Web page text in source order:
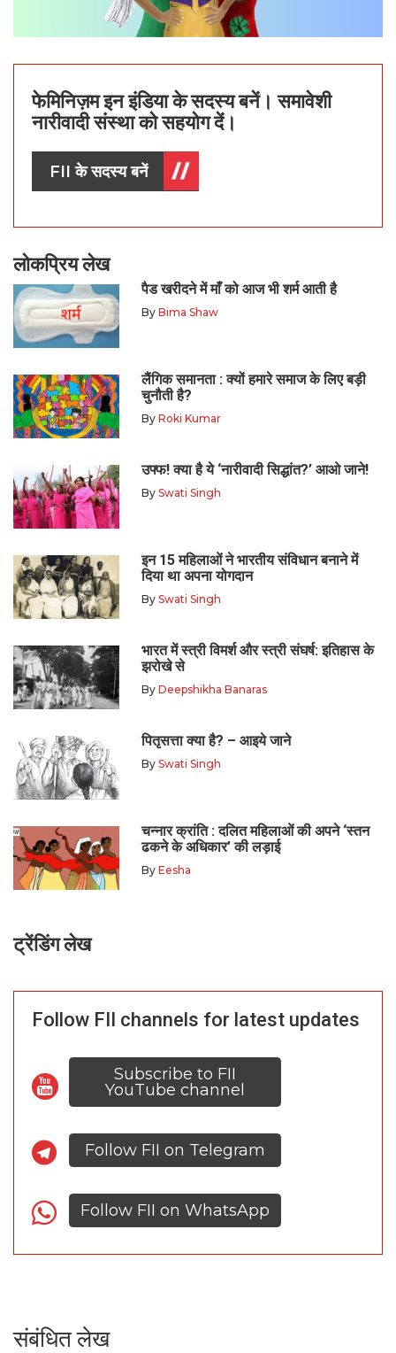
फेमिनिज़म इन इंडिया के सदस्य बनें। समावेशी
नारीवादी संस्था को सहयोग दें।
FII के सदस्य बनें
लोकप्रिय लेख
पैड खरीदने में माँ को आज भी शर्म आती है
By Bima Shaw
लैंगिक समानता : क्यों हमारे समाज के लिए बड़ी
चुनौती है?
By Roki Kumar
उफ्फ! क्या है ये ‘नारीवादी सिद्धांत?’ आओ जाने!
By Swati Singh
इन 15 महिलाओं ने भारतीय संविधान बनाने में
दिया था अपना योगदान
By Swati Singh
भारत में स्त्री विमर्श और स्त्री संघर्ष: इतिहास के
झरोखे से
By Deepshikha Banaras
पितृसत्ता क्या है? – आइये जाने
By Swati Singh
चन्नार क्रांति : दलित महिलाओं की अपने ‘स्तन
ढकने के अधिकार’ की लड़ाई
By Eesha
ट्रेंडिंग लेख
Follow FII channels for latest updates
Subscribe to FII
YouTube channel
Follow FII on Telegram
Follow FII on WhatsApp
संबंधित लेख